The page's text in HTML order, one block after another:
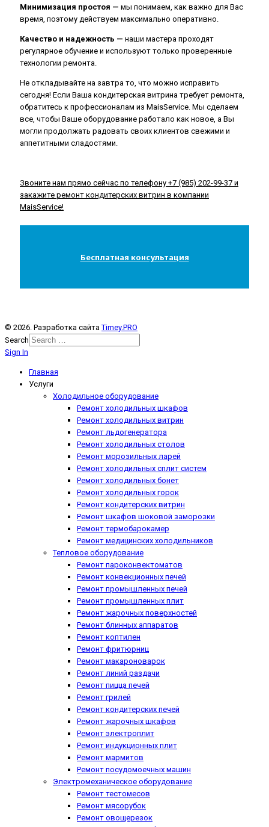
Минимизация простоя — мы понимаем, как важно для Вас
время, поэтому действуем максимально оперативно.
Качество и надежность — наши мастера проходят
регулярное обучение и используют только проверенные
технологии ремонта.
Не откладывайте на завтра то, что можно исправить
сегодня! Если Ваша кондитерская витрина требует ремонта,
обратитесь к профессионалам из MaisService. Мы сделаем
все, чтобы Ваше оборудование работало как новое, а Вы
могли продолжать радовать своих клиентов свежими и
аппетитными сладостями.
Звоните нам прямо сейчас по телефону +7 (985) 202-99-37 и
закажите ремонт кондитерских витрин в компании
MaisService!
Бесплатная консультация
© 2026. Разработка сайтаTimey.PRO
Search
Sign In
Главная
Услуги
Холодильное оборудование
Ремонт холодильных шкафов
Ремонт холодильных витрин
Ремонт льдогенератора
Ремонт холодильных столов
Ремонт морозильных ларей
Ремонт холодильных сплит систем
Ремонт холодильных бонет
Ремонт холодильных горок
Ремонт кондитерских витрин
Ремонт шкафов шоковой заморозки
Ремонт термобарокамер
Ремонт медицинских холодильников
Тепловое оборудование
Ремонт пароконвектоматов
Ремонт конвекционных печей
Ремонт промышленных печей
Ремонт промышленных плит
Ремонт жарочных поверхностей
Ремонт блинных аппаратов
Ремонт коптилен
Ремонт фритюрниц
Ремонт макароноварок
Ремонт линий раздачи
Ремонт пицца печей
Ремонт грилей
Ремонт кондитерских печей
Ремонт жарочных шкафов
Ремонт электроплит
Ремонт индукционных плит
Ремонт мармитов
Ремонт посудомоечных машин
Электромеханическое оборудование
Ремонт тестомесов
Ремонт мясорубок
Ремонт овощерезок